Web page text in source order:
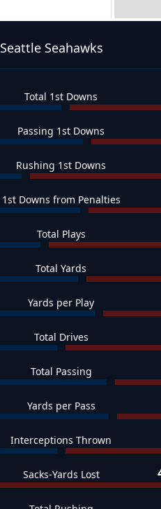
Seattle Seahawks
Total 1st Downs
Passing 1st Downs
Rushing 1st Downs
1st Downs from Penalties
Total Plays
Total Yards
Yards per Play
Total Drives
Total Passing
Yards per Pass
Interceptions Thrown
Sacks-Yards Lost